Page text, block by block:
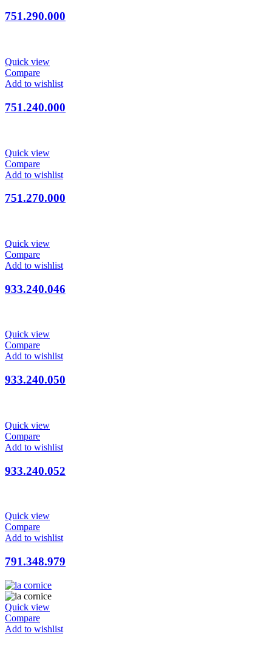
751.290.000
Quick view
Compare
Add to wishlist
751.240.000
Quick view
Compare
Add to wishlist
751.270.000
Quick view
Compare
Add to wishlist
933.240.046
Quick view
Compare
Add to wishlist
933.240.050
Quick view
Compare
Add to wishlist
933.240.052
Quick view
Compare
Add to wishlist
791.348.979
Quick view
Compare
Add to wishlist